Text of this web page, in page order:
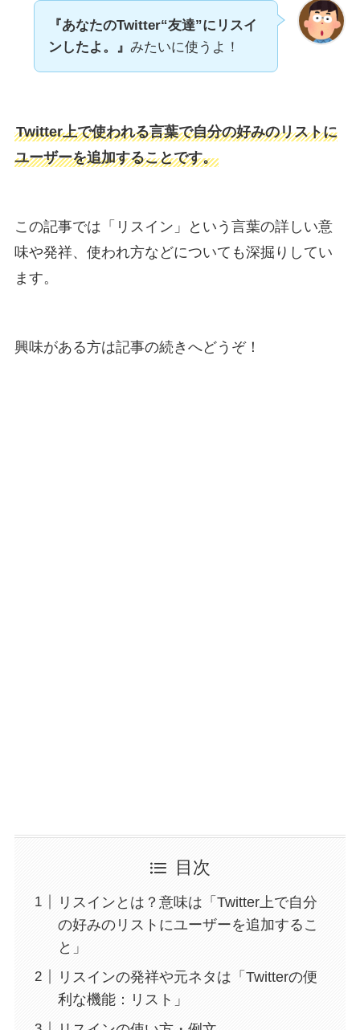
『あなたのTwitter“友達”にリスイ
ンしたよ。』 みたいに使うよ！
Twitter上で使われる言葉で自分の好みのリストに
ユーザーを追加することです。
この記事では「リスイン」という言葉の詳しい意
味や発祥、使われ方などについても深掘りしてい
ます。
興味がある方は記事の続きへどうぞ！
目次
リスインとは？意味は「Twitter上で自分
の好みのリストにユーザーを追加するこ
と」
リスインの発祥や元ネタは「Twitterの便
利な機能：リスト」